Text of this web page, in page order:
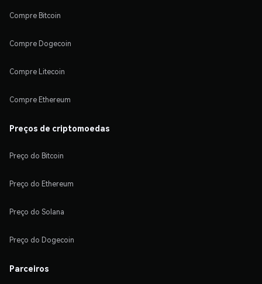
Compre Bitcoin
Compre Dogecoin
Compre Litecoin
Compre Ethereum
Preços de criptomoedas
Preço do Bitcoin
Preço do Ethereum
Preço do Solana
Preço do Dogecoin
Parceiros